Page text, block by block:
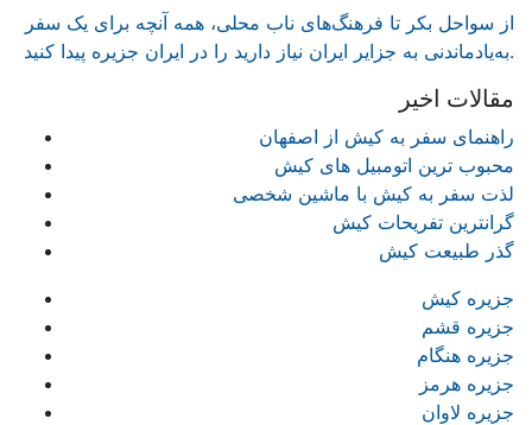
از سواحل بکر تا فرهنگ‌های ناب محلی، همه آنچه برای یک سفر
به‌یادماندنی به جزایر ایران نیاز دارید را در ایران جزیره پیدا کنید.
مقالات اخیر
راهنمای سفر به کیش از اصفهان
محبوب ترین اتومبیل های کیش
لذت سفر به کیش با ماشین شخصی
گرانترین تفریحات کیش
گذر طبیعت کیش
جزیره کیش
جزیره قشم
جزیره هنگام
جزیره هرمز
جزیره لاوان